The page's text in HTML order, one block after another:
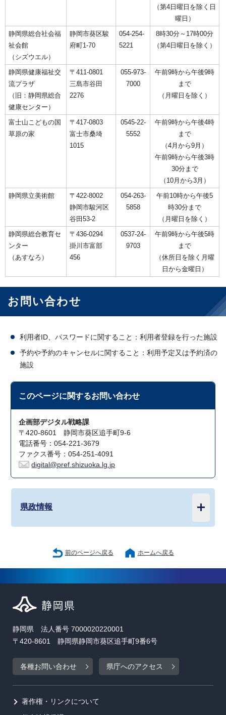
（第4日曜日を除く日
曜日）
静岡県総合社会福
祉会館
（シズウエル）
静岡市葵区駿
府町1-70
054-254-
5221
8時30分～17時00分
（第4日曜日を除く）
静岡県健康福祉交
流プラザ
（旧：静岡県総合
健康センター）
〒411-0801
三島市谷田
2276
055-973-
7000
午前9時から午後9時
まで
（月曜日を除く）
富士山こどもの国
草原の家
〒417-0803
富士市桑埼
1015
0545-22-
5552
午前9時から午後4時
まで
（4月から9月）
午前9時から午後3時
30分まで
（10月から3月）
静岡県立美術館
〒422-8002
静岡市駿河区
谷田53-2
054-263-
5858
午前10時から午後5
時30分まで
（月曜日を除く）
静岡県総合教育セ
ンター
（あすなろ）
〒436-0294
掛川市富部
456
0537-24-
9703
午前9時から午後5時
まで
（休所日を除く月曜
日から金曜日）
お問い合わせ
利用者ID、パスワードに関すること：利用者登録を行った施設
予約や予約のキャンセルに関すること：利用予定又は予約済の
施設
このページに関するお問い合わせ
企画部デジタル戦略課
〒420-8601 静岡市葵区追手町9-6
電話番号：054-221-3679
ファクス番号：054-251-4091
digital@pref.shizuoka.lg.jp
県政情報
前のページへ戻る ホームへ戻る
静岡県 法人番号 7000020220001
〒420-8601 静岡県静岡市葵区追手町9番6号
各種お問い合わせ 県庁へのアクセス
著作権・リンクについて